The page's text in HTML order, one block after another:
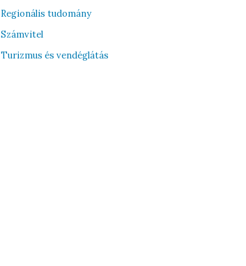
Regionális tudomány
Számvitel
Turizmus és vendéglátás